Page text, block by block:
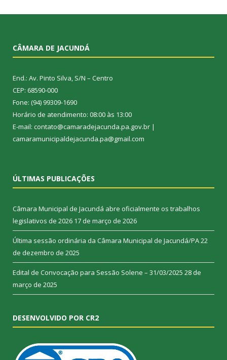
CÂMARA DE JACUNDÁ
End.: Av. Pinto Silva, S/N – Centro
CEP: 68590-000
Fone: (94) 99309-1690
Horário de atendimento: 08:00 às 13:00
E-mail: contato@camaradejacunda.pa.gov.br |
camaramunicipaldejacunda.pa@gmail.com
ÚLTIMAS PUBLICAÇÕES
Câmara Municipal de Jacundá abre oficialmente os trabalhos
legislativos de 2026 17 de março de 2026
Última sessão ordinária da Câmara Municipal de Jacundá/PA22
de dezembro de 2025
Edital de Convocação para Sessão Solene – 31/03/2025 28 de
março de 2025
DESENVOLVIDO POR CR2